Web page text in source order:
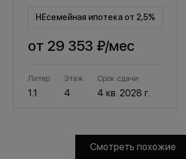
НЕсемейная ипотека от 2,5%
от 29 353 ₽/мес
Литер
1.1
Этаж
4
Срок сдачи
4 кв. 2028 г.
Смотреть похожие